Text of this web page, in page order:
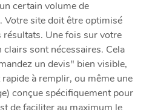
certain volume de
Votre site doit être optimisé
résultats. Une fois sur votre
clairs sont nécessaires. Cela
un devis" bien visible,
à remplir, ou même une
conçue spécifiquement pour